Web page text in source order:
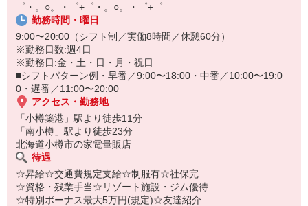
気になった方はお気軽にご相談ください！
゜・。○。・゜+゜・。○。・゜+゜
勤務時間・曜日
9:00〜20:00（シフト制／実働8時間／休憩60分）
※勤務日数:週4日
※勤務日:金・土・日・月・祝日
■シフトパターン例・早番／9:00〜18:00・中番／10:00〜19:0
0・遅番／11:00〜20:00
アクセス・勤務地
「小樽築港」駅より徒歩11分
「南小樽」駅より徒歩23分
北海道小樽市の家電量販店
待遇
☆昇給☆交通費規定支給☆制服有☆社保完
☆資格・残業手当☆リゾート施設・ジム優待
☆特別ボーナス最大5万円(規定)☆友達紹介